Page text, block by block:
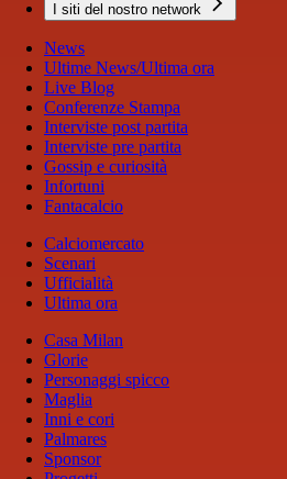
I siti del nostro network
News
Ultime News/Ultima ora
Live Blog
Conferenze Stampa
Interviste post partita
Interviste pre partita
Gossip e curiosità
Infortuni
Fantacalcio
Calciomercato
Scenari
Ufficialità
Ultima ora
Casa Milan
Glorie
Personaggi spicco
Maglia
Inni e cori
Palmares
Sponsor